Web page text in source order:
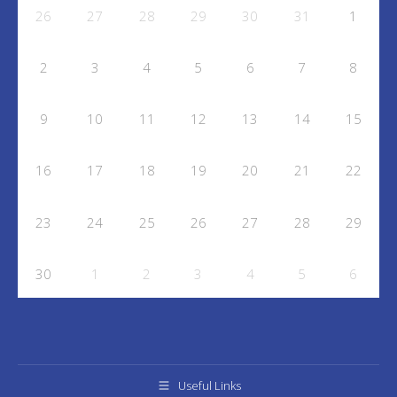
26 27 28 29 30 31 1
2 3 4 5 6 7 8
9 10 11 12 13 14 15
16 17 18 19 20 21 22
23 24 25 26 27 28 29
30 1 2 3 4 5 6
Useful Links